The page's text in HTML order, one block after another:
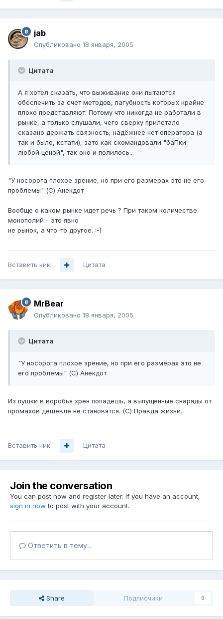
jab
Опубликовано 18 января, 2005
Цитата
А я хотел сказать, что выживание они пытаются
обеспечить за счет методов, пагубность которых крайне
плохо представляют. Потому что никогда не работали в
рынке, а только слушали, чего сверху прилетало -
сказано держать связность, надёжнее нет оператора (а
так и было, кстати), зато как скомандовали "баПки
любой ценой", так оно и полилось...
"У носорога плохое зрение, но при его размерах это не его
проблемы" (С) Анекдот
Вообще о каком рынке идет речь ? При таком количестве
монополий - это явно
не рынок, а что-то другое. :-)
Вставить ник Цитата
MrBear
Опубликовано 18 января, 2005
Цитата
"У носорога плохое зрение, но при его размерах это не
его проблемы" (С) Анекдот
Из пушки в воробья хрен попадешь, а выпущенные снаряды от
промахов дешевле не становятся. (С) Правда жизни.
Вставить ник Цитата
Join the conversation
You can post now and register later. If you have an account,
sign in now to post with your account.
Ответить в тему...
Share Подписчики 0